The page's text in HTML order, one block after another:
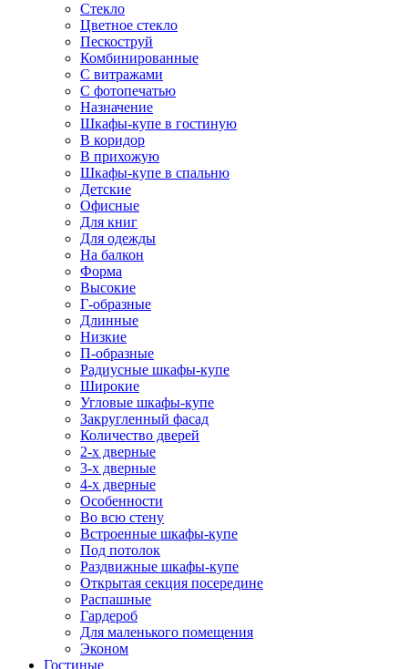
Стекло
Цветное стекло
Пескоструй
Комбинированные
С витражами
С фотопечатью
Назначение
Шкафы-купе в гостиную
В коридор
В прихожую
Шкафы-купе в спальню
Детские
Офисные
Для книг
Для одежды
На балкон
Форма
Высокие
Г-образные
Длинные
Низкие
П-образные
Радиусные шкафы-купе
Широкие
Угловые шкафы-купе
Закругленный фасад
Количество дверей
2-х дверные
3-х дверные
4-х дверные
Особенности
Во всю стену
Встроенные шкафы-купе
Под потолок
Раздвижные шкафы-купе
Открытая секция посередине
Распашные
Гардероб
Для маленького помещения
Эконом
Гостиные